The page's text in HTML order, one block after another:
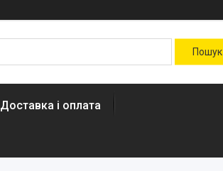
Доставка і оплата